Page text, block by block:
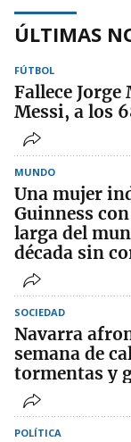
ÚLTIMAS
FÚTBOL
Fallece Jorge
Messi, a los
MUNDO
Una mujer
Guinness
larga del
década sin
SOCIEDAD
Navarra
semana de
tormentas y
POLÍTICA